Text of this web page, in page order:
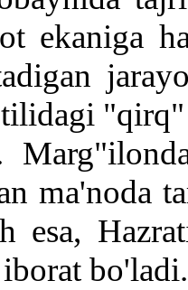
ekaniga
ma'noda
esa,
bo'ladi.